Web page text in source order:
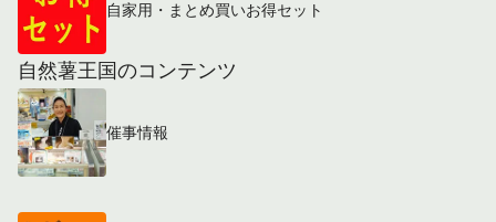
自家用・まとめ買いお得セット
自然薯王国のコンテンツ
催事情報